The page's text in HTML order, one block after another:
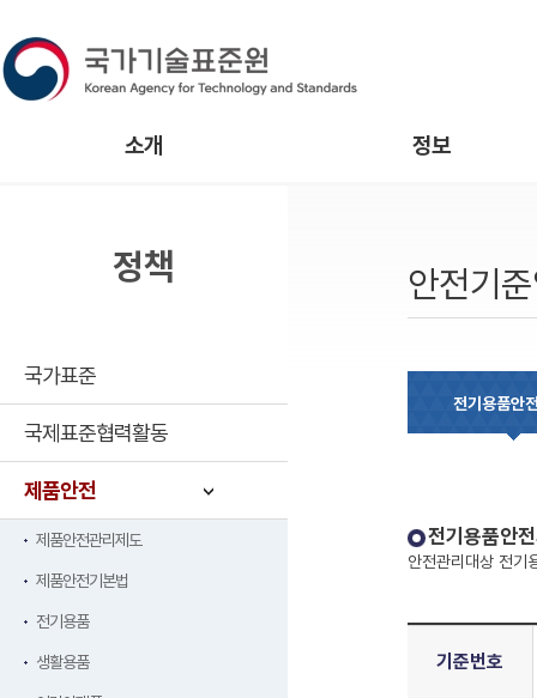
소개 정보
안전기
전기용품안
전기용품안
안전관리대상 전기
기준번호
정책
국가표준
국제표준협력활동
제품안전
제품안전관리제도
제품안전기본법
전기용품
생활용품